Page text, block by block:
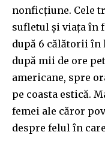
nonficțiune. Cele
sufletul și viața în
după 6 călătorii în
după mii de ore
americane, spre
pe coasta estică.
femei ale căror
despre felul în